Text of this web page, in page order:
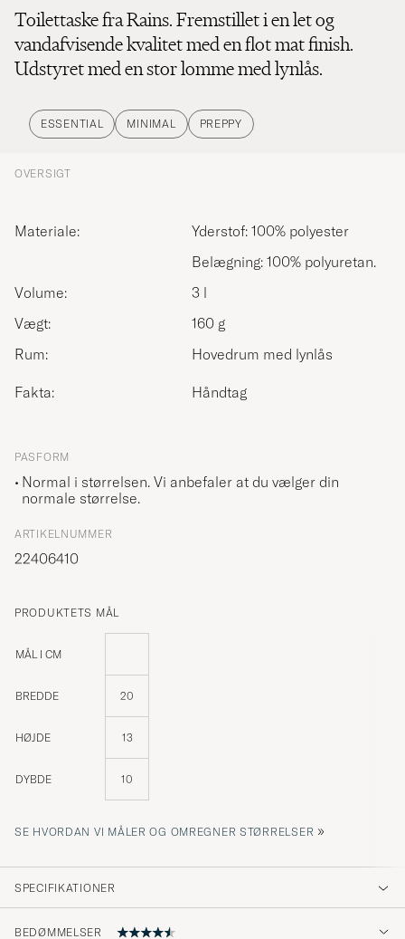
Toilettaske fra Rains. Fremstillet i en let og
vandafvisende kvalitet med en flot mat finish.
Udstyret med en stor lomme med lynlås.
ESSENTIAL MINIMAL PREPPY
OVERSIGT
Materiale:
Yderstof: 100% polyester
Belægning: 100% polyuretan.
Volume:
3 l
Vægt:
160 g
Rum:
Hovedrum med lynlås
Fakta: Håndtag
PASFORM
Normal i størrelsen. Vi anbefaler at du vælger din
normale størrelse.
ARTIKELNUMMER
22406410
PRODUKTETS MÅL
MÅL I CM
BREDDE 20
HØJDE 13
DYBDE 10
SE HVORDAN VI MÅLER OG OMREGNER STØRRELSER »
SPECIFIKATIONER
BEDØMMELSER